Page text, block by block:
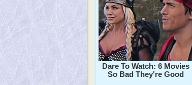
Dare To Watch: 6 Movies
So Bad They're Good